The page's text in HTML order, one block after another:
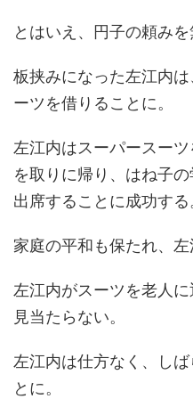
とはいえ、円子の頼みを
板挟みになった左江内
ーツを借りることに。
左江内はスーパースー
を取りに帰り、はね子
出席することに成功する
家庭の平和も保たれ、左
左江内がスーツを老人
見当たらない。
左江内は仕方なく、し
とに。